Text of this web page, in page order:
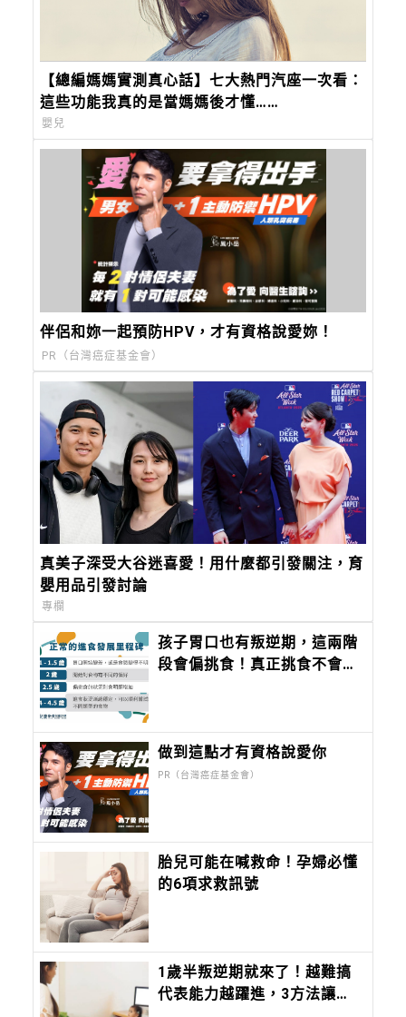
【總編媽媽實測真心話】七大熱門汽座一次看：
這些功能我真的是當媽媽後才懂……
嬰兒
伴侶和妳一起預防HPV，才有資格說愛妳！
PR（台灣癌症基金會）
真美子深受大谷迷喜愛！用什麼都引發關注，育
嬰用品引發討論
專欄
孩子胃口也有叛逆期，這兩階
段會偏挑食！真正挑食不會在
做到這點才有資格說愛你
PR（台灣癌症基金會）
胎兒可能在喊救命！孕婦必懂
的6項求救訊號
1歲半叛逆期就來了！越難搞
代表能力越躍進，3方法讓孩